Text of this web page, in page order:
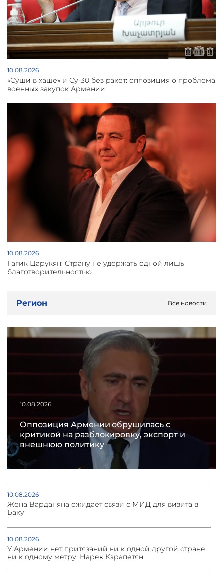
10.08.2026
«Суши в хаше» и Су-30 без ракет: оппозиция о проблема
военных закупок Армении
10.08.2026
Гагик Царукян: Страну не удержать одной лишь
благотворительностью
Регион Все новости
10.08.2026
Оппозиция Армении обрушилась с
критикой на разблокировку, экспорт и
внешнюю политику
10.08.2026
Жена Варданяна ожидает связи с МИД для визита в
Баку
10.08.2026
У Армении нет притязаний ни к одной другой стране,
ни к одному метру. Нарек Карапетян